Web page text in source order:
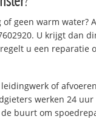
of geen warm water?
U krijgt dan
u een reparatie
of
werken 24
buurt om